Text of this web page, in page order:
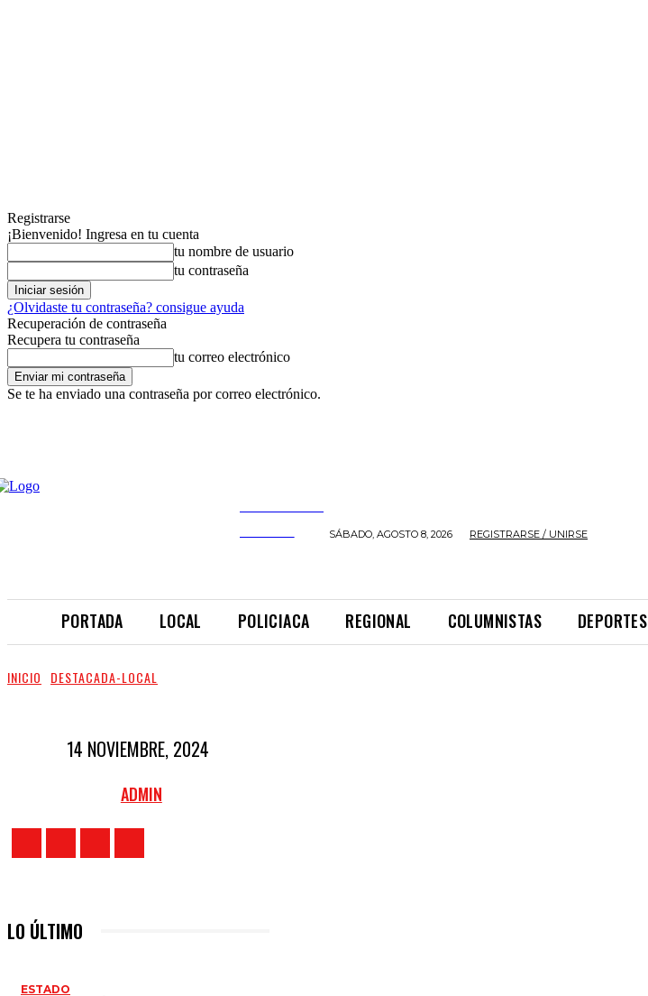
Registrarse
¡Bienvenido! Ingresa en tu cuenta
tu nombre de usuario
tu contraseña
¿Olvidaste tu contraseña? consigue ayuda
Recuperación de contraseña
Recupera tu contraseña
tu correo electrónico
Se te ha enviado una contraseña por correo electrónico.
SÁBADO, AGOSTO 8, 2026 REGISTRARSE / UNIRSE
PORTADA LOCAL POLICIACA REGIONAL COLUMNISTAS DEPORTES
INICIO DESTACADA-LOCAL
14 NOVIEMBRE, 2024
ADMIN
LO ÚLTIMO
ESTADO